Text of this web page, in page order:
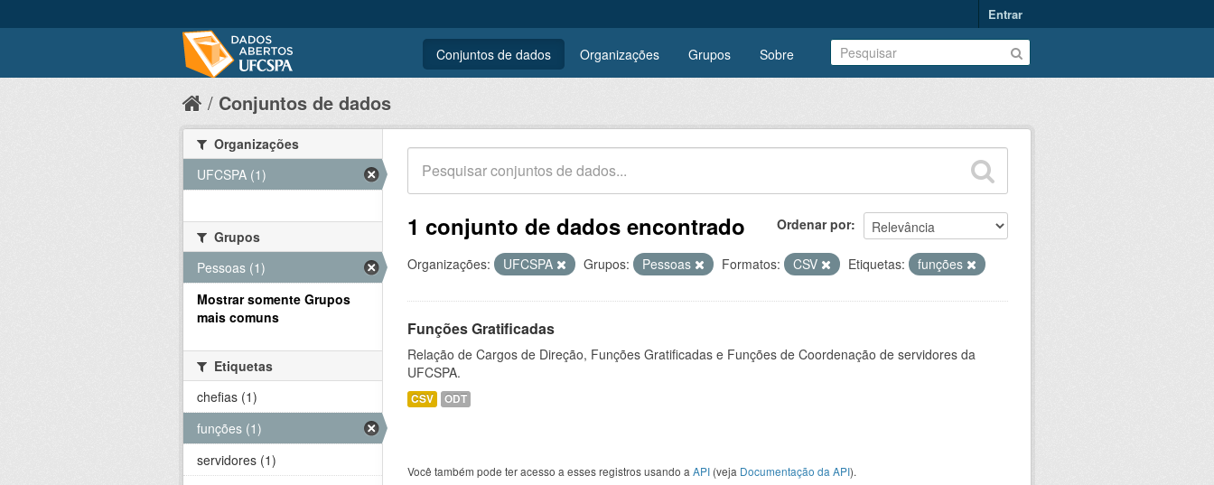
Entrar
Conjuntos de dados Organizações Grupos Sobre
Conjuntos de dados
Ordenar por
1 conjunto de dados encontrado
Organizações: UFCSPA Grupos: Pessoas Formatos: CSV Etiquetas: funções
Funções Gratificadas
Relação de Cargos de Direção, Funções Gratificadas e Funções de Coordenação de servidores da
UFCSPA.
CSV ODT
Você também pode ter acesso a esses registros usando a API (veja Documentação da API).
Organizações
UFCSPA (1)
Grupos
Pessoas (1)
Mostrar somente Grupos
mais comuns
Etiquetas
chefias (1)
funções (1)
servidores (1)